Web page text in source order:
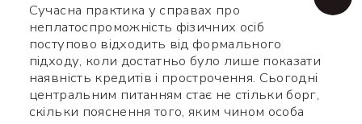
Сучасна практика у справах про
неплатоспроможність фізичних осіб
поступово відходить від формального
підходу, коли достатньо було лише показати
наявність кредитів і прострочення. Сьогодні
центральним питанням стає не стільки борг,
скільки пояснення того, яким чином особа